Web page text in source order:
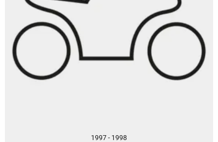
1997 - 1998